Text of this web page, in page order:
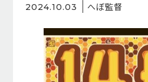
2024.10.03 へぼ監督